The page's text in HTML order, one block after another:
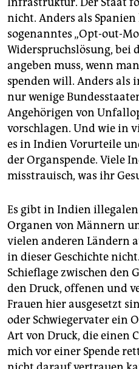
nicht. Anders als
sogenanntes „Opt-out-
Widerspruchslösung, bei
angeben muss, wenn
spenden will. Anders als
nur wenige
Angehörigen von
vorschlagen. Und wie in
es in Indien Vorurteile
der Organspende. Viele
misstrauisch, was ihr
Es gibt in Indien
Organen von Männern
vielen anderen Ländern
in dieser Geschichte
Schieflage zwischen den
den Druck, offenen und
Frauen hier ausgesetzt
oder Schwiegervater ein
Art von Druck, die einen
mich vor einer Spende